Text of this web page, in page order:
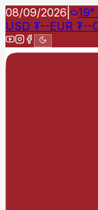
08/09/2026 19°
USD ₮--EUR ₮--